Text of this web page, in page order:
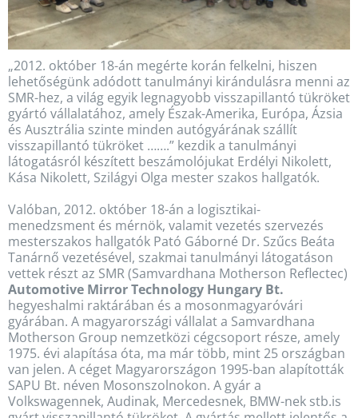
„2012. október 18-án megérte korán felkelni, hiszen
lehetőségünk adódott tanulmányi kirándulásra menni az
SMR-hez, a világ egyik legnagyobb visszapillantó tükröket
gyártó vállalatához, amely Észak-Amerika, Európa, Ázsia
és Ausztrália szinte minden autógyárának szállít
visszapillantó tükröket …….” kezdik a tanulmányi
látogatásról készített beszámolójukat Erdélyi Nikolett,
Kása Nikolett, Szilágyi Olga mester szakos hallgatók.
Valóban, 2012. október 18-án a logisztikai-
menedzsment és mérnök, valamit vezetés szervezés
mesterszakos hallgatók Pató Gáborné Dr. Szűcs Beáta
Tanárnő vezetésével, szakmai tanulmányi látogatáson
vettek részt az SMR (Samvardhana Motherson Reflectec)
Automotive Mirror Technology Hungary Bt.
hegyeshalmi raktárában és a mosonmagyaróvári
gyárában. A magyarországi vállalat a Samvardhana
Motherson Group nemzetközi cégcsoport része, amely
1975. évi alapítása óta, ma már több, mint 25 országban
van jelen. A céget Magyarországon 1995-ban alapították
SAPU Bt. néven Mosonszolnokon. A gyár a
Volkswagennek, Audinak, Mercedesnek, BMW-nek stb.is